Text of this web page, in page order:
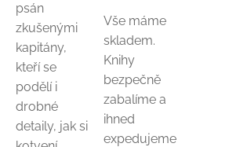
psán
zkušenými
kapitány,
kteří se
podělí i
drobné
detaily, jak si
Vše máme
skladem.
Knihy
bezpečně
zabalíme a
ihned
expedujeme